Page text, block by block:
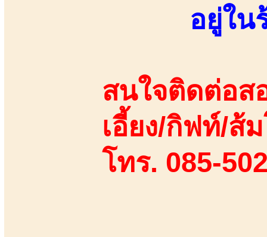
อยู่ใน
สนใจติดต่อส
เอี้ยง/กิฟท์/ส้
โทร. 085-